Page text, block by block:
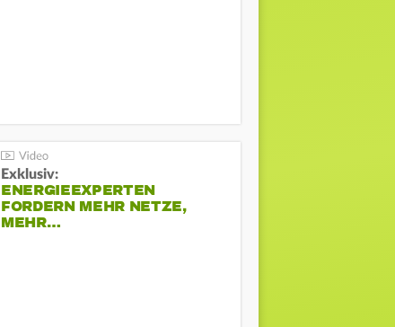
Exklusiv:
ENERGIEEXPERTEN
FORDERN MEHR NETZE,
MEHR…